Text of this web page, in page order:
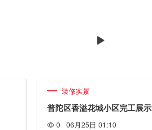
装修实景
普陀区香溢花城小区完工展示
0 06月25日 01:10